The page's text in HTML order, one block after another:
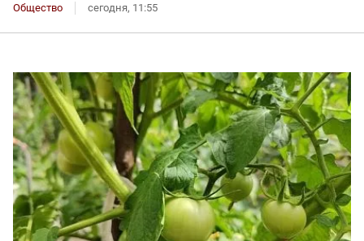
Общество сегодня, 11:55